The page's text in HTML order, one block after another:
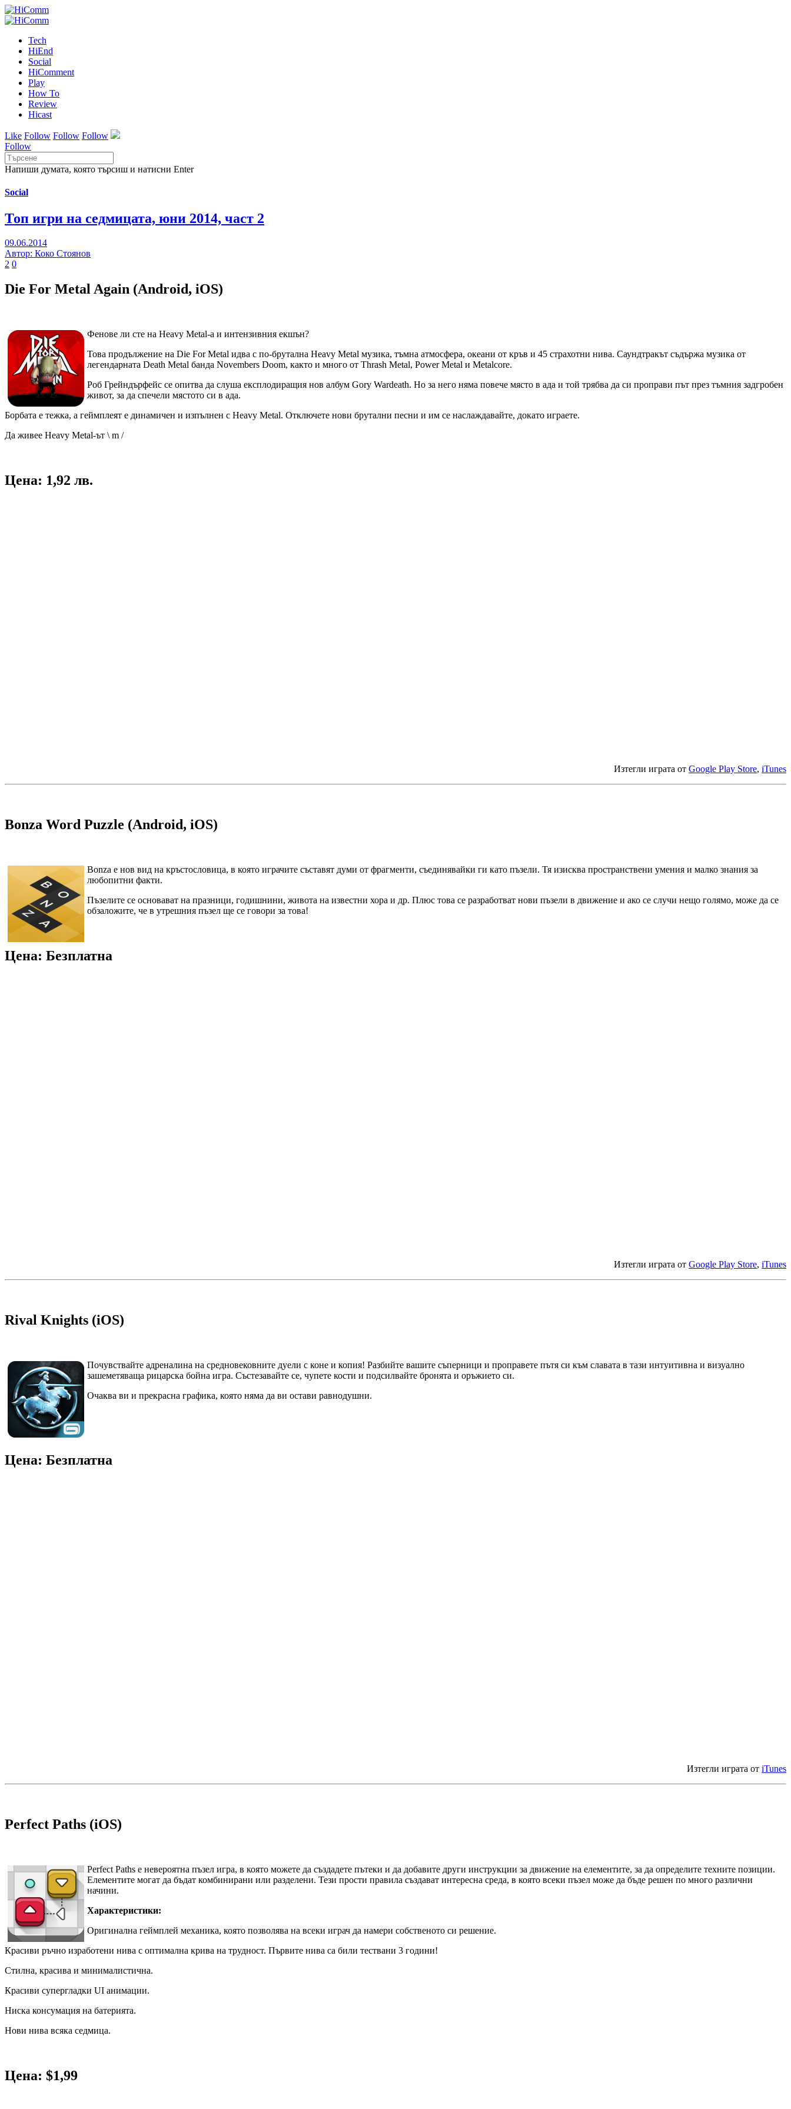
Tech
HiEnd
Social
HiComment
Play
How To
Review
Hicast
Like Follow Follow Follow
Follow
Напиши думата, която търсиш и натисни Enter
Social
Топ игри на седмицата, юни 2014, част 2
09.06.2014
Автор: Коко Стоянов
2 0
Die For Metal Again (Android, iOS)
Фенове ли сте на Heavy Metal-а и интензивния екшън?
Това продължение на Die For Metal идва с по-брутална Heavy Metal музика, тъмна атмосфера, океани от кръв и 45 страхотни нива. Саундтракът съдържа музика от
легендарната Death Metal банда Novembers Doom, както и много от Thrash Metal, Power Metal и Metalcore.
Роб Грейндърфейс се опитва да слуша експлодиращия нов албум Gory Wardeath. Но за него няма повече място в ада и той трябва да си проправи път през тъмния задгробен
живот, за да спечели мястото си в ада.
Борбата е тежка, а геймплеят е динамичен и изпълнен с Heavy Metal. Отключете нови брутални песни и им се наслаждавайте, докато играете.
Да живее Heavy Metal-ът \ m /
Цена: 1,92 лв.
Изтегли играта от Google Play Store, iTunes
Bonza Word Puzzle (Android, iOS)
Bonza е нов вид на кръстословица, в която играчите съставят думи от фрагменти, съединявайки ги като пъзели. Тя изисква пространствени умения и малко знания за
любопитни факти.
Пъзелите се основават на празници, годишнини, живота на известни хора и др. Плюс това се разработват нови пъзели в движение и ако се случи нещо голямо, може да се
обзаложите, че в утрешния пъзел ще се говори за това!
Цена: Безплатна
Изтегли играта от Google Play Store, iTunes
Rival Knights (iOS)
Почувствайте адреналина на средновековните дуели с коне и копия! Разбийте вашите съперници и проправете пътя си към славата в тази интуитивна и визуално
зашеметяваща рицарска бойна игра. Състезавайте се, чупете кости и подсилвайте бронята и оръжието си.
Очаква ви и прекрасна графика, която няма да ви остави равнодушни.
Цена: Безплатна
Изтегли играта от iTunes
Perfect Paths (iOS)
Perfect Paths е невероятна пъзел игра, в която можете да създадете пътеки и да добавите други инструкции за движение на елементите, за да определите техните позиции.
Елементите могат да бъдат комбинирани или разделени. Тези прости правила създават интересна среда, в която всеки пъзел може да бъде решен по много различни
начини.
Характеристики:
Оригинална геймплей механика, която позволява на всеки играч да намери собственото си решение.
Красиви ръчно изработени нива с оптимална крива на трудност. Първите нива са били тествани 3 години!
Стилна, красива и минималистична.
Красиви супергладки UI анимации.
Ниска консумация на батерията.
Нови нива всяка седмица.
Цена: $1,99